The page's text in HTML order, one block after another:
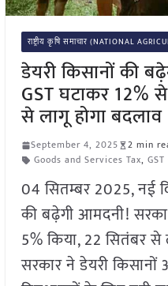
राष्ट्रीय कृषि समाचार (NATIONAL
डेयरी किसानों की
GST घटाकर 12%
से लागू होगा बदलाव
September 4, 2025
2 min
Goods and Services Tax,
04 सितम्बर 2025, नई
की बढ़ेगी आमदनी!
5% किया, 22 सितंबर से
सरकार ने डेयरी